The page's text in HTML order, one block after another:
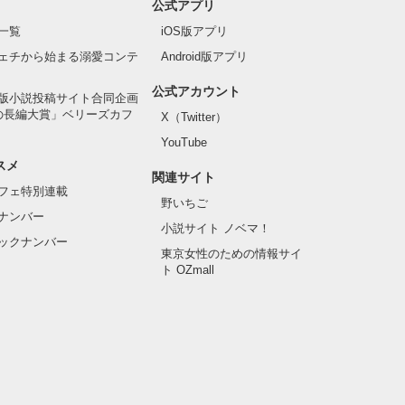
覧
チから始まる溺愛コンテ
小説投稿サイト合同企画
長編大賞」ベリーズカフ
メ
ェ特別連載
ンバー
クナンバー
公式アプリ
iOS版アプリ
Android版アプリ
公式アカウント
X（Twitter）
YouTube
関連サイト
野いちご
小説サイト ノベマ！
東京女性のための情報サイ
ト OZmall